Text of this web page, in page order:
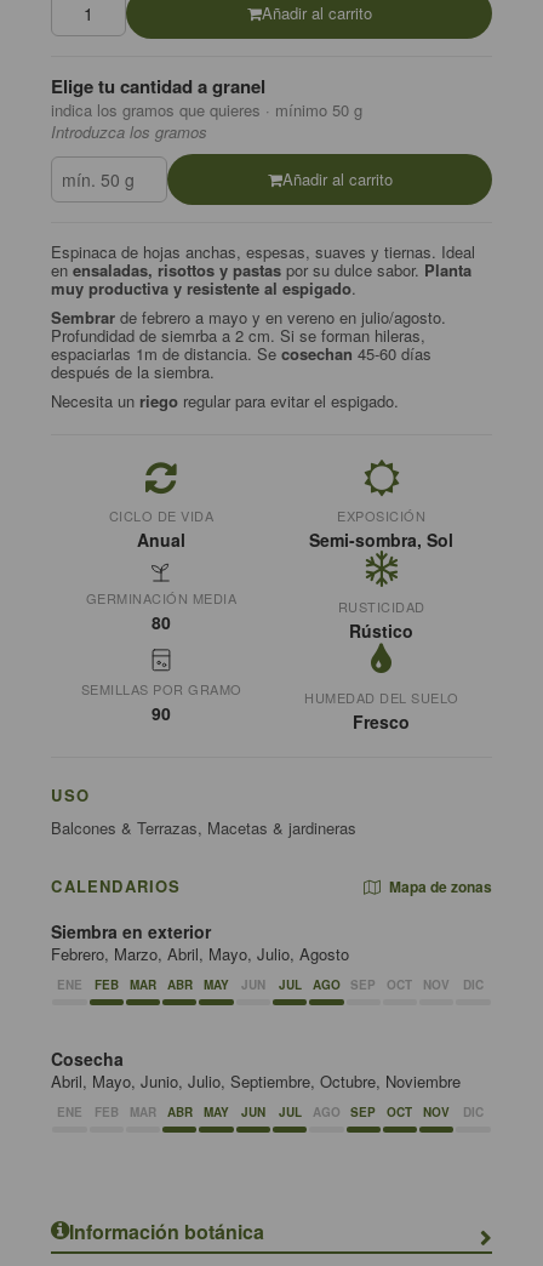
Añadir al carrito
Elige tu cantidad a granel
indica los gramos que quieres · mínimo 50 g
Introduzca los gramos
Añadir al carrito
Espinaca de hojas anchas, espesas, suaves y tiernas. Ideal
enensaladas, risottos y pastas por su dulce sabor. Planta
muy productiva y resistente al espigado.
Sembrar de febrero a mayo y en vereno en julio/agosto.
Profundidad de siemrba a 2 cm. Si se forman hileras,
espaciarlas 1m de distancia. Secosechan 45-60 días
después de la siembra.
Necesita un riego regular para evitar el espigado.
CICLO DE VIDA
Anual
EXPOSICIÓN
Semi-sombra, Sol
GERMINACIÓN MEDIA
80
RUSTICIDAD
Rústico
SEMILLAS POR GRAMO
90
HUMEDAD DEL SUELO
Fresco
USO
Balcones & Terrazas, Macetas & jardineras
CALENDARIOS Mapa de zonas
Siembra en exterior
Febrero, Marzo, Abril, Mayo, Julio, Agosto
ENE FEB MAR ABR MAY JUN JUL AGO SEP OCT NOV DIC
Cosecha
Abril, Mayo, Junio, Julio, Septiembre, Octubre, Noviembre
ENE FEB MAR ABR MAY JUN JUL AGO SEP OCT NOV DIC
Información botánica